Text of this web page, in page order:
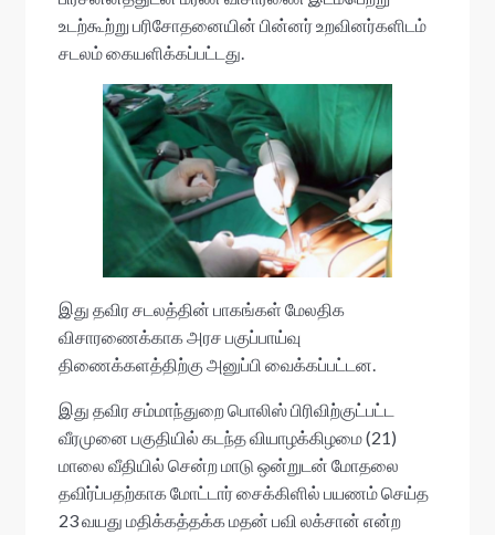
உடற்கூற்று பரிசோதனையின் பின்னர் உறவினர்களிடம்
சடலம் கையளிக்கப்பட்டது.
இது தவிர சடலத்தின் பாகங்கள் மேலதிக
விசாரணைக்காக அரச பகுப்பாய்வு
திணைக்களத்திற்கு அனுப்பி வைக்கப்பட்டன.
இது தவிர சம்மாந்துறை பொலிஸ் பிரிவிற்குட்பட்ட
வீரமுனை பகுதியில் கடந்த வியாழக்கிழமை (21)
மாலை வீதியில் சென்ற மாடு ஒன்றுடன் மோதலை
தவிர்ப்பதற்காக மோட்டார் சைக்கிளில் பயணம் செய்த
23 வயது மதிக்கத்தக்க மதன் பவி லக்சான் என்ற